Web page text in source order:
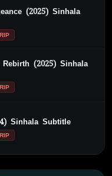
(2025) Sinhala
(2025) Sinhala
Sinhala Subtitle